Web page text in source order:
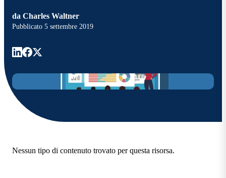
da Charles Waltner
Pubblicato 5 settembre 2019
Nessun tipo di contenuto trovato per questa risorsa.